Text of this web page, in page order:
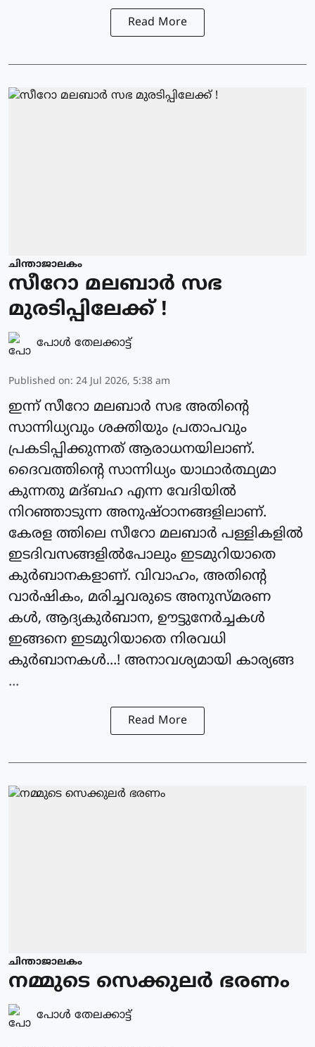
Read More
ചിന്താജാലകം
സീറോ മലബാർ സഭ
മുരടിപ്പിലേക്ക് !
പോള്‍ തേലക്കാട്ട്‌
Published on: 24 Jul 2026, 5:38 am
ഇന്ന് സീറോ മലബാർ സഭ അതിന്റെ
സാന്നിധ്യവും ശക്തിയും പ്രതാപവും
പ്രകടിപ്പിക്കുന്നത് ആരാധനയിലാണ്.
ദൈവത്തിന്റെ സാന്നിധ്യം യാഥാർത്ഥ്യമാ
കുന്നതു മദ്ബഹ എന്ന വേദിയിൽ
നിറഞ്ഞാടുന്ന അനുഷ്ഠാനങ്ങളിലാണ്.
കേരള ത്തിലെ സീറോ മലബാർ പള്ളികളിൽ
ഇടദിവസങ്ങളിൽപോലും ഇടമുറിയാതെ
കുർബാനകളാണ്. വിവാഹം, അതിന്റെ
വാർഷികം, മരിച്ചവരുടെ അനുസ്മരണ
കൾ, ആദ്യകുർബാന, ഊട്ടുനേർച്ചകൾ
ഇങ്ങനെ ഇടമുറിയാതെ നിരവധി
കുർബാനകൾ...! അനാവശ്യമായി കാര്യങ്ങ
...
Read More
ചിന്താജാലകം
നമ്മുടെ സെക്കുലർ ഭരണം
പോള്‍ തേലക്കാട്ട്‌